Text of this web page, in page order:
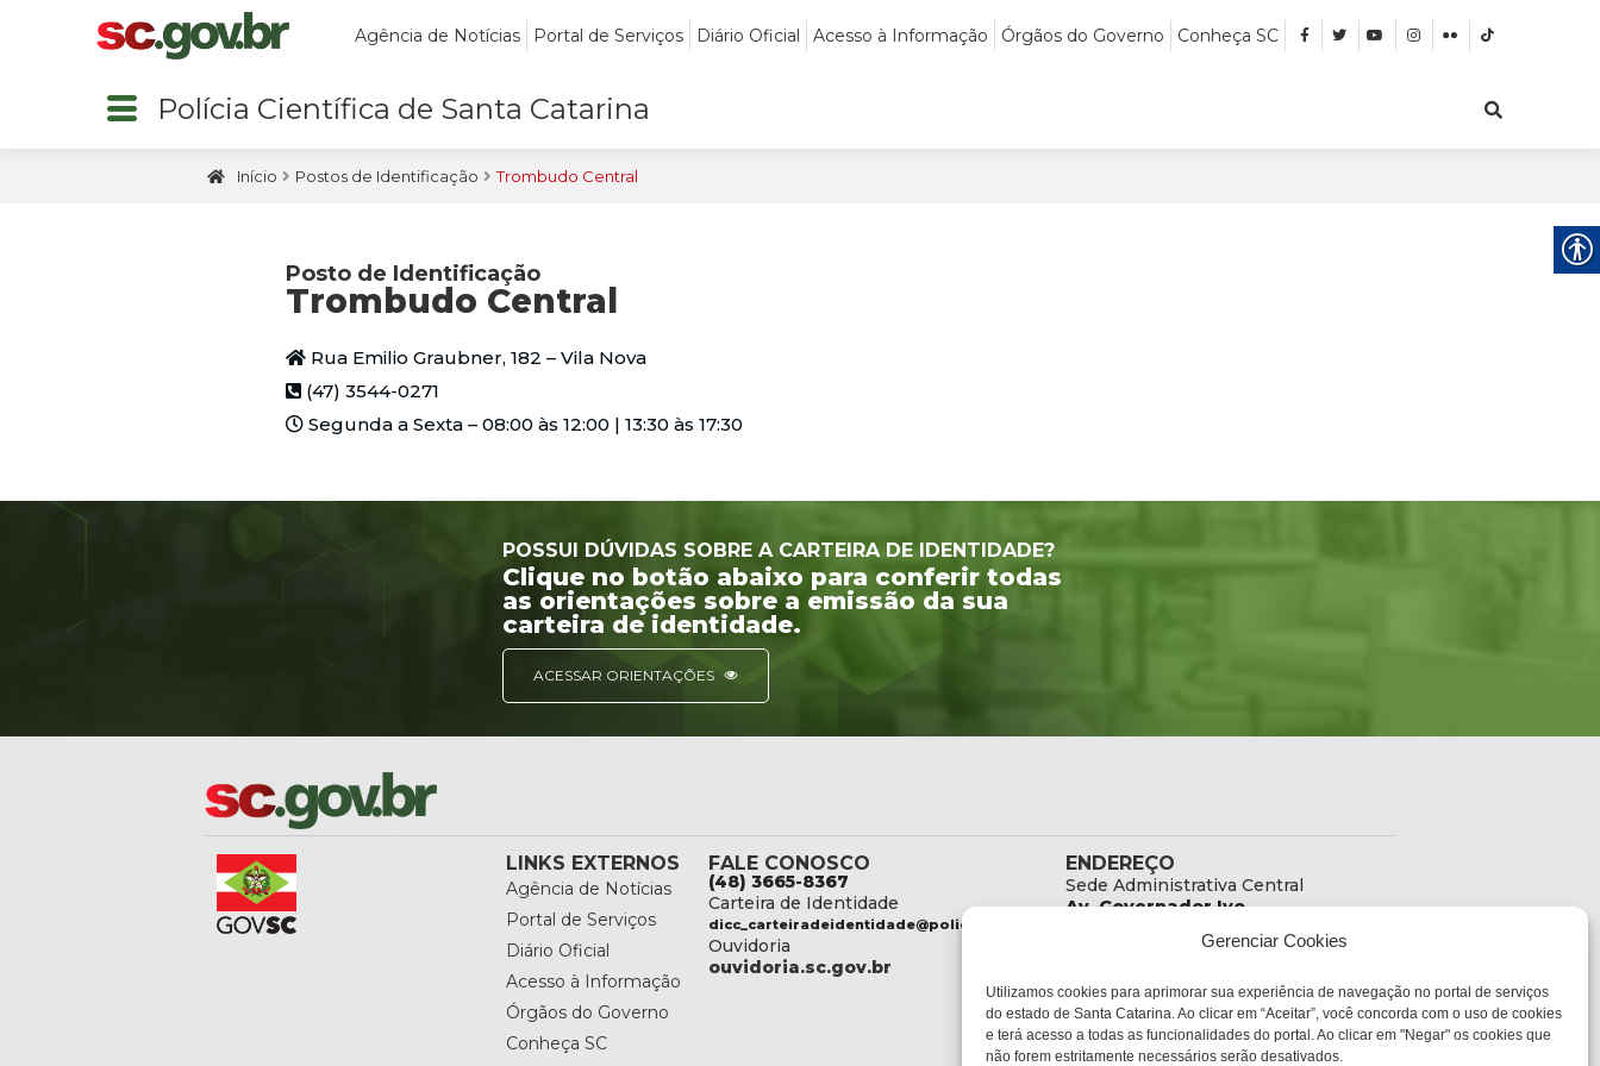
Gerenciar Cookies
Utilizamos cookies para aprimorar sua experiência de navegação no portal de serviços
do estado de Santa Catarina. Ao clicar em “Aceitar”, você concorda com o uso de cookies
e terá acesso a todas as funcionalidades do portal. Ao clicar em "Negar" os cookies que
não forem estritamente necessários serão desativados.
Agência de Notícias Portal de Serviços Diário Oficial Acesso à Informação Órgãos do Governo Conheça SC
Polícia Científica de Santa Catarina
Início Postos de Identificação Trombudo Central
Posto de Identificação
Trombudo Central
Rua Emilio Graubner, 182 – Vila Nova
(47) 3544-0271
Segunda a Sexta – 08:00 às 12:00 | 13:30 às 17:30
POSSUI DÚVIDAS SOBRE A CARTEIRA DE IDENTIDADE?
Clique no botão abaixo para conferir todas
as orientações sobre a emissão da sua
carteira de identidade.
ACESSAR ORIENTAÇÕES
LINKS EXTERNOS
Agência de Notícias
Portal de Serviços
Diário Oficial
Acesso à Informação
Órgãos do Governo
Conheça SC
FALE CONOSCO
(48) 3665-8367
Carteira de Identidade
dicc_carteiradeidentidade@policiacientifica.sc.gov.br
Ouvidoria
ouvidoria.sc.gov.br
ENDEREÇO
Sede Administrativa Central
Av. Governador Ivo
SC
CEP:
88085-000